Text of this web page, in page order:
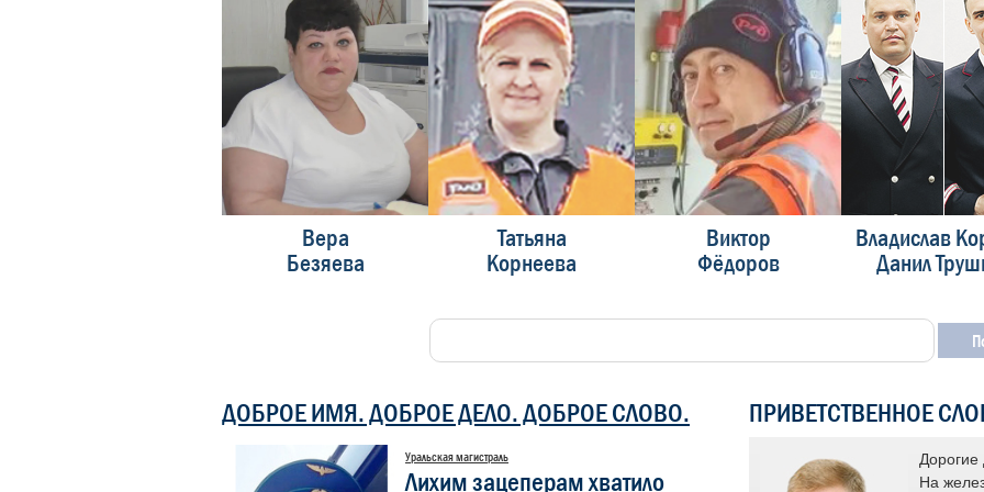
Вера
Безяева
Татьяна
Корнеева
Виктор
Фёдоров
Владислав
Данил
ДОБРОЕ ИМЯ. ДОБРОЕ ДЕЛО. ДОБРОЕ СЛОВО.
Уральская магистраль
Лихим зацеперам хватило
ПРИВЕТСТВЕННОЕ
Конкурс «Доска почета» уже много лет
является площадкой для признания заслуг
Дорогие
На